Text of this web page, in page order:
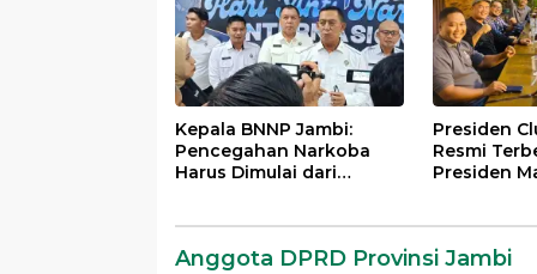
Kepala BNNP Jambi:
Pencegahan Narkoba
Harus Dimulai dari
Presiden
Resmi
Presiden
Anggota DPRD Provinsi Jambi